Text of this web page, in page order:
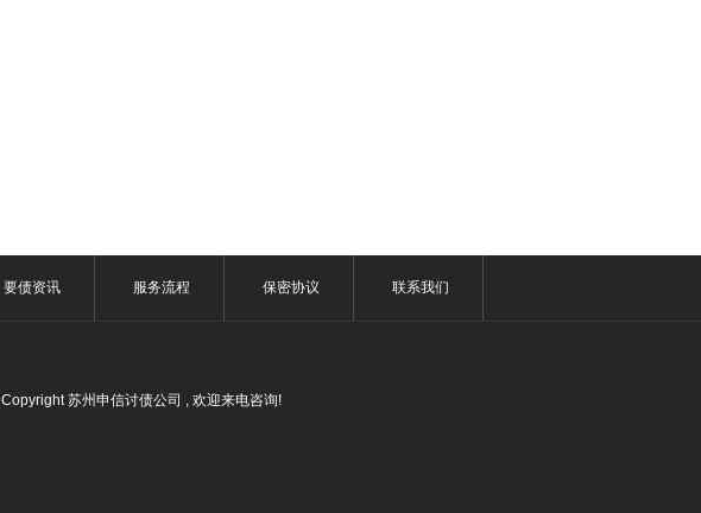
要债资讯 服务流程 保密协议 联系我们
Copyright 苏州申信讨债公司 , 欢迎来电咨询!